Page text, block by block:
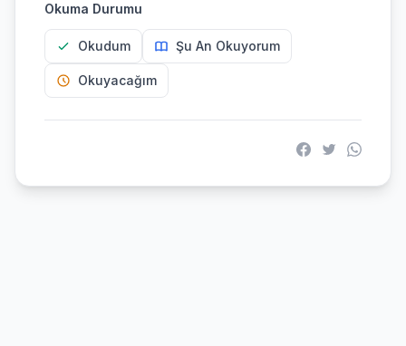
Okuma Durumu
Okudum Şu An Okuyorum
Okuyacağım